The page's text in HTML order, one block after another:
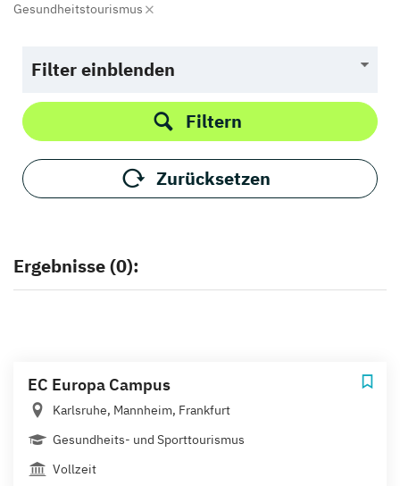
Gesundheitstourismus
Filter einblenden
Filtern
Zurücksetzen
Ergebnisse (0):
EC Europa Campus
Karlsruhe, Mannheim, Frankfurt
Gesundheits- und Sporttourismus
Vollzeit